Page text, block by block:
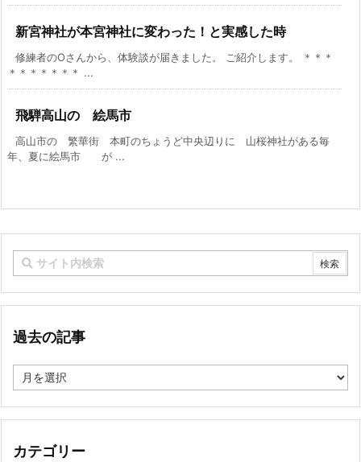
新宮神社が本宮神社に変わった！と実感した時
修練者のOさんから、体験談が届きました。 ご紹介します。 ＊＊＊
＊＊＊＊＊＊＊ ...
飛騨高山の 絵馬市
高山市の 繁華街 本町のちょうど中央辺りに 山桜神社がある毎
年、夏に絵馬市 が ...
過去の記事
去
記
カテゴリー